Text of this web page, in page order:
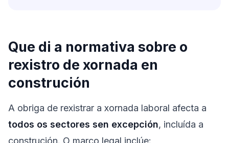
Que di a normativa sobre o
rexistro de xornada en
construción
A obriga de rexistrar a xornada laboral afecta a
todos os sectores sen excepción, incluída a
construción. O marco legal inclúe: